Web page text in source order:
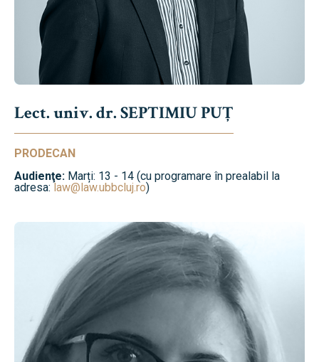
Lect. univ. dr. SEPTIMIU PUȚ
PRODECAN
Audienţe: Marți: 13 - 14 (cu programare în prealabil la
adresa:law@law.ubbcluj.ro)